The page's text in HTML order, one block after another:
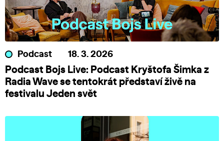
Podcast 18. 3. 2026
Podcast Bojs Live: Podcast Kryštofa Šimka z
Radia Wave se tentokrát představí živě na
festivalu Jeden svět